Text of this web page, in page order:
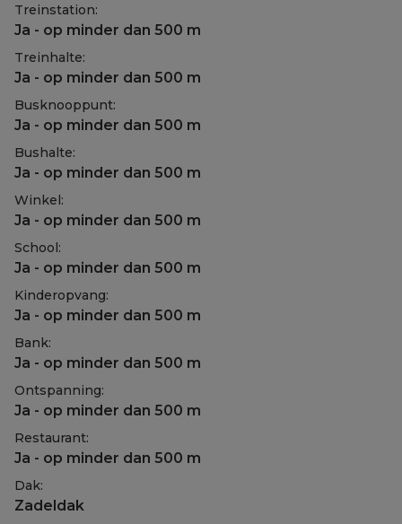
Treinstation:
Ja - op minder dan 500 m
Treinhalte:
Ja - op minder dan 500 m
Busknooppunt:
Ja - op minder dan 500 m
Bushalte:
Ja - op minder dan 500 m
Winkel:
Ja - op minder dan 500 m
School:
Ja - op minder dan 500 m
Kinderopvang:
Ja - op minder dan 500 m
Bank:
Ja - op minder dan 500 m
Ontspanning:
Ja - op minder dan 500 m
Restaurant:
Ja - op minder dan 500 m
Dak:
Zadeldak